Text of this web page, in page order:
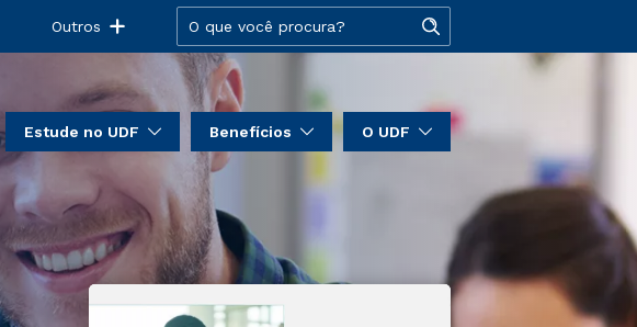
Outros
Estude no UDF Benefícios O UDF